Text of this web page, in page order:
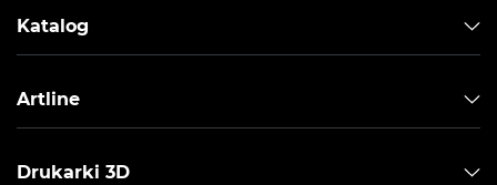
Katalog
Artline
Drukarki 3D